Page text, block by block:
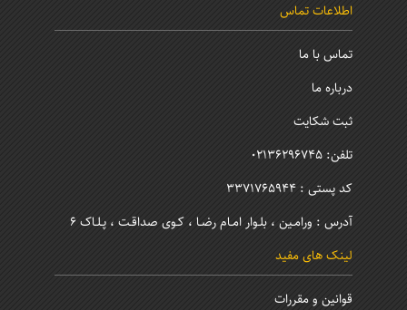
اطلاعات تماس
تماس با ما
درباره ما
ثبت شکایت
تلفن: 02136296745
کد پستی : 3371765944
آدرس : ورامـین ، بلـوار امـام رضـا ، کـوی صداقـت ، پـلـاک 6
لینک های مفید
قوانین و مقررات